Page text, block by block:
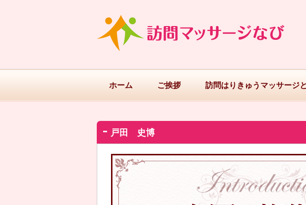
ホーム ご挨拶 訪問はりきゅうマッサージ
戸田 史博